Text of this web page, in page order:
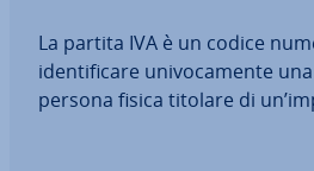
La partita IVA è un codice
iden­ti­fi­ca­re uni­vo­ca­men­te
persona fisica titolare di